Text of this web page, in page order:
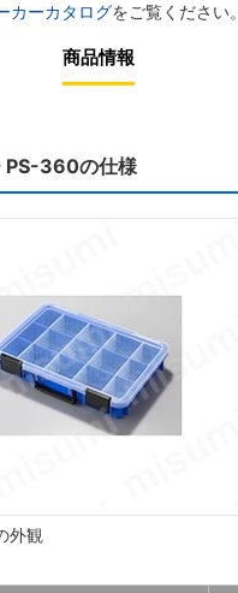
カーカタログをご覧ください。
商品情報
PS-360の仕様
外観